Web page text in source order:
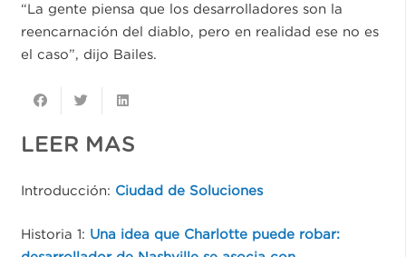
“La gente piensa que los desarrolladores son la
reencarnación del diablo, pero en realidad ese no es
el caso”, dijo Bailes.
LEER MAS
Introducción: Ciudad de Soluciones
Historia 1: Una idea que Charlotte puede robar: